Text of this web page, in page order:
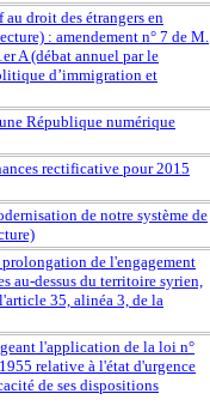
droit des étrangers en
: amendement n° 7 de M.
A (débat annuel par le
d’immigration et
République numérique
rectificative pour 2015
de notre système de
de l'engagement
au-dessus du territoire syrien,
35, alinéa 3, de la
l'application de la loi n°
relative à l'état d'urgence
de ses dispositions